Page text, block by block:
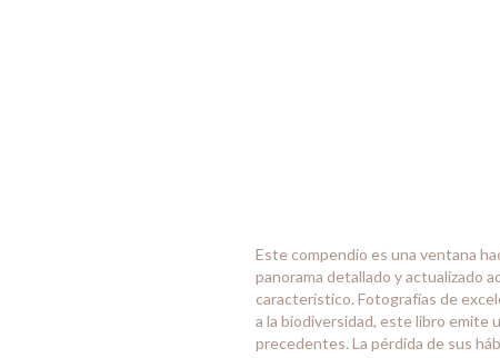
Este compendio es una ventana
panorama detallado y actualizado
característico. Fotografías de
a la biodiversidad, este libro emite
precedentes. La pérdida de sus